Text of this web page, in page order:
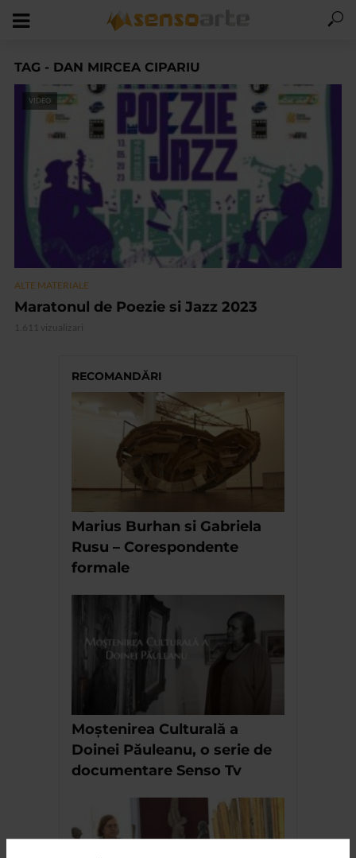
TAG - DAN MIRCEA CIPARIU
VIDEO
ALTE MATERIALE
Maratonul de Poezie si Jazz 2023
1.611 vizualizari
RECOMANDĂRI
Marius Burhan si Gabriela
Rusu – Corespondente
formale
Moștenirea Culturală a
Doinei Păuleanu, o serie de
documentare Senso Tv